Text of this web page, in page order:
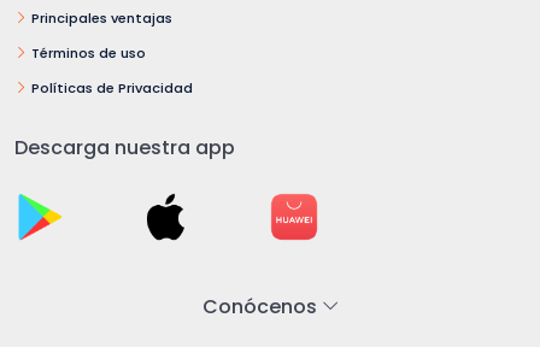
Principales ventajas
Términos de uso
Políticas de Privacidad
Descarga nuestra app
Conócenos